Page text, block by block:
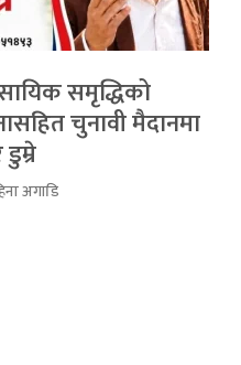
समृद्धिको
चुनावी मैदानमा
अगाडि